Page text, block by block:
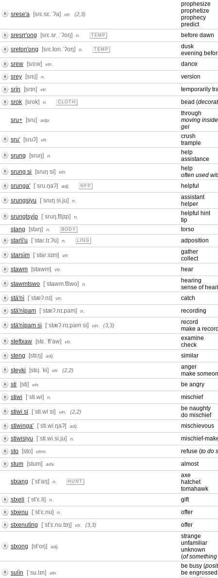
srese'a [sɾɛ.sɛ.ˈʔa] vtr. (2,3)
prophesize
prophetize
prophecy
predict
sresrr'ong
[sɾɛ.srˌ.ˈʔoŋ] n. TEMP before dawn
sreton'ong [sɾɛ.ton.ˈʔoŋ] n. TEMP
dusk
evening
srew
[sɾɛw] vin.
dance
srey
[sɾɛj] n.
version
srìn
[sɾɪn] vtr.
temporarily
srok
[sɾok] n. CLOTH bead (
sru+ [sɾu] adp.
through
moving
gel
sru'
[sɾuʔ] vtr.
crush
trample
srung
[sɾuŋ] n.
help
assistance
srung si
[sɾuŋ si] vin.
help
often used
srunga'
[ˈsɾu.ŋaʔ] adj. NFP helpful
srungsiyu [ˈsɾuŋ.si.ju] n.
assistant
helper
srungtsyìp
[ˈsɾuŋ.͡tsjɪp] n.
helpful hint
tip
stang
[staŋ] n. BODY
torso
starlì'u
[ˈstaɾ.lɪ.ʔu] n. LING adposition
starsìm [ˈstaɾ.sɪm] vtr.
gather
collect
stawm
[stawm] vtr. hear
stawmtswo [ˈstawm.͡tswo] n.
hearing
sense of
stä'nì
[ˈstæʔ.nɪ] vtr.
catch
stä'nìpam
[ˈstæʔ.nɪ.pam] n. recording
stä'nìpam si [ˈstæʔ.nɪ.pam si] vin. (3,3)
record
make a
steftxaw
[stɛ.ˈftʼaw] vtr.
examine
check
steng
[stɛŋ] adj. similar
steyki [stɛj.ˈki] vtr. (2,2)
anger
make
sti
[sti] vin.
be angry
stiwi
[ˈsti.wi] n. mischief
stiwi si [ˈsti.wi si] vin. (2,2)
be naughty
do mischief
stiwinga'
[ˈsti.wi.ŋaʔ] adj.
mischievous
stiwisiyu
[ˈsti.wi.si.ju] n.
mischief-
sto
[sto] vtrm. refuse (to do
stum
[stum] adv. almost
stxang [ˈstʼaŋ] n. HUNT
axe
hatchet
tomahawk
stxeli
[ˈstʼɛ.li] n.
gift
stxenu
[ˈstʼɛ.nu] n.
offer
stxenutìng
[ˈstʼɛ.nu.tɪŋ] vtr. (3,3) offer
stxong [stʼoŋ] adj.
strange
unfamiliar
unknown
(of
sulìn [ˈsu.lɪn] vin.
be busy (
be